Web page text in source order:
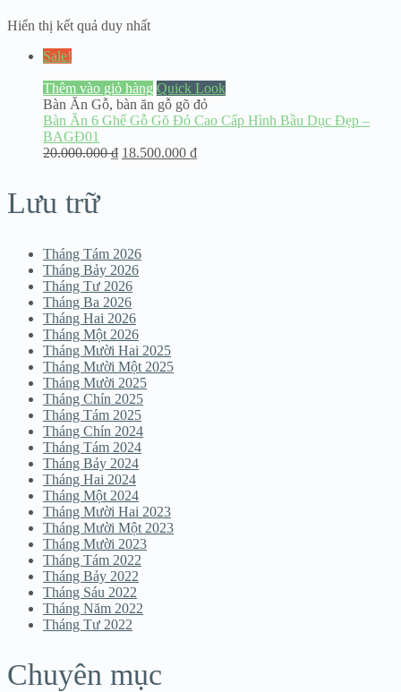
Hiển thị kết quả duy nhất
Sale!
Thêm vào giỏ hàng Quick Look
Bàn Ăn Gỗ, bàn ăn gỗ gõ đỏ
Bàn Ăn 6 Ghế Gỗ Gõ Đỏ Cao Cấp Hình Bầu Dục Đẹp –
BAGĐ01
20.000.000₫ 18.500.000 ₫
Lưu trữ
Tháng Tám 2026
Tháng Bảy 2026
Tháng Tư 2026
Tháng Ba 2026
Tháng Hai 2026
Tháng Một 2026
Tháng Mười Hai 2025
Tháng Mười Một 2025
Tháng Mười 2025
Tháng Chín 2025
Tháng Tám 2025
Tháng Chín 2024
Tháng Tám 2024
Tháng Bảy 2024
Tháng Hai 2024
Tháng Một 2024
Tháng Mười Hai 2023
Tháng Mười Một 2023
Tháng Mười 2023
Tháng Tám 2022
Tháng Bảy 2022
Tháng Sáu 2022
Tháng Năm 2022
Tháng Tư 2022
Chuyên mục